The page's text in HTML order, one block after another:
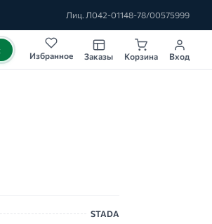
Лиц. Л042-01148-78/00575999
Избранное Заказы Корзина Вход
STADA